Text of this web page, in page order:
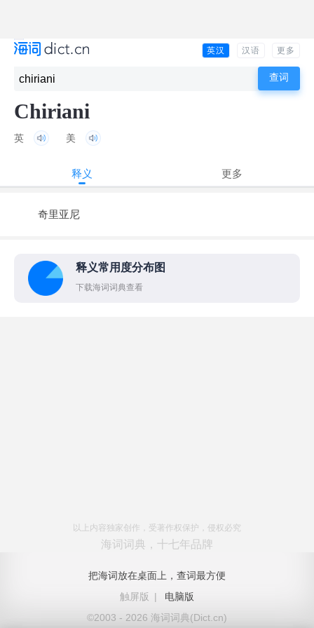
英汉 汉语 更多
Chiriani
英 美
释义 更多
奇里亚尼
释义常用度分布图
下载海词词典查看
以上内容独家创作，受著作权保护，侵权必究
海词词典，十七年品牌
把海词放在桌面上，查词最方便
触屏版
|
电脑版
©2003 - 2026 海词词典(Dict.cn)